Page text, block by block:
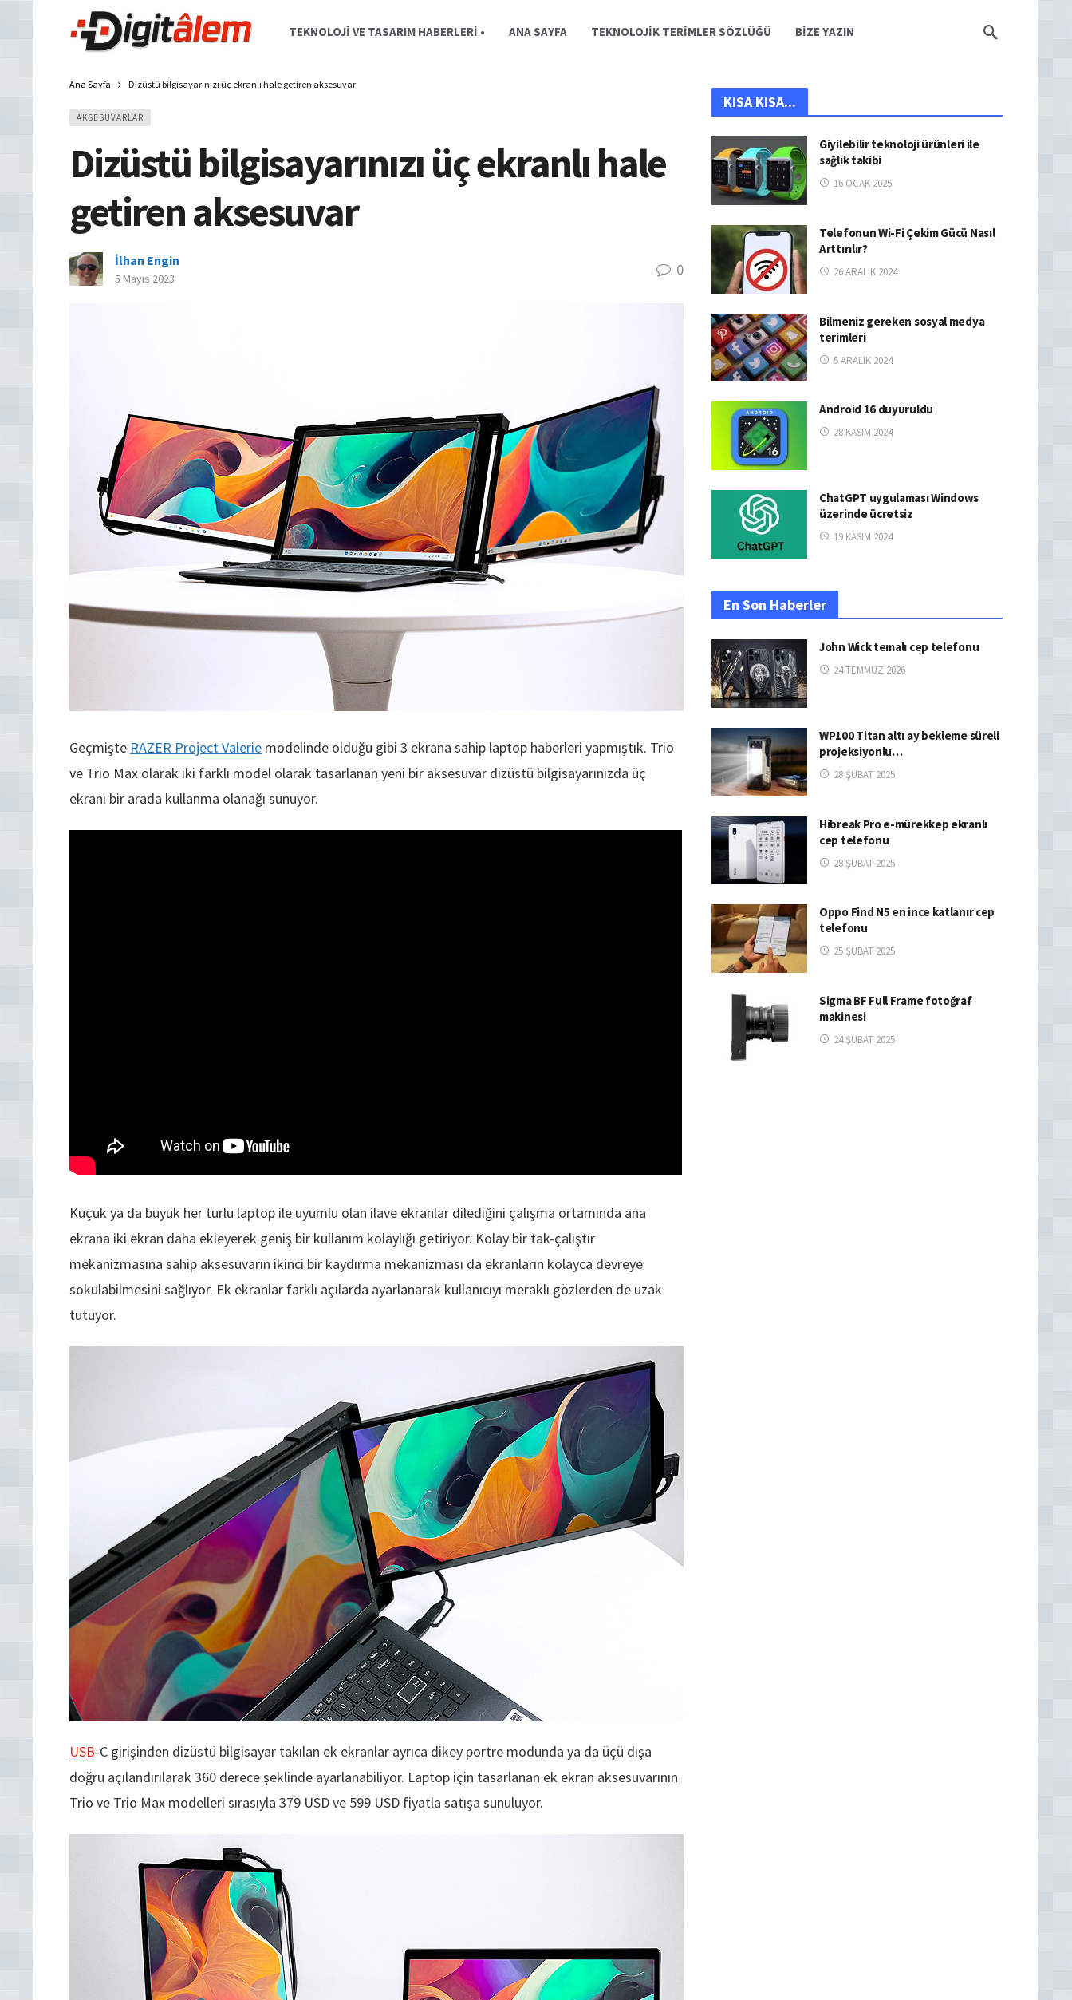
TEKNOLOJI VE TASARIM HABERLERI • ANA SAYFA TEKNOLOJIK TERIMLER SÖZLÜĞÜ BIZE YAZIN
Ana Sayfa Dizüstü bilgisayarınızı üç ekranlı hale getiren aksesuvar
AKSESUVARLAR
Dizüstü bilgisayarınızı üç ekranlı hale
getiren aksesuvar
İlhan Engin
5 Mayıs 2023 0
Geçmişte RAZER Project Valerie modelinde olduğu gibi 3 ekrana sahip laptop haberleri yapmıştık. Trio
ve Trio Max olarak iki farklı model olarak tasarlanan yeni bir aksesuvar dizüstü bilgisayarınızda üç
ekranı bir arada kullanma olanağı sunuyor.
Küçük ya da büyük her türlü laptop ile uyumlu olan ilave ekranlar dilediğini çalışma ortamında ana
ekrana iki ekran daha ekleyerek geniş bir kullanım kolaylığı getiriyor. Kolay bir tak-çalıştır
mekanizmasına sahip aksesuvarın ikinci bir kaydırma mekanizması da ekranların kolayca devreye
sokulabilmesini sağlıyor. Ek ekranlar farklı açılarda ayarlanarak kullanıcıyı meraklı gözlerden de uzak
tutuyor.
USB-C girişinden dizüstü bilgisayar takılan ek ekranlar ayrıca dikey portre modunda ya da üçü dışa
doğru açılandırılarak 360 derece şeklinde ayarlanabiliyor. Laptop için tasarlanan ek ekran aksesuvarının
Trio ve Trio Max modelleri sırasıyla 379 USD ve 599 USD fiyatla satışa sunuluyor.
KISA KISA...
Giyilebilir teknoloji ürünleri ile
sağlık takibi
16 OCAK 2025
Telefonun Wi-Fi Çekim Gücü Nasıl
Arttırılır?
26 ARALIK 2024
Bilmeniz gereken sosyal medya
terimleri
5 ARALIK 2024
Android 16 duyuruldu
28 KASIM 2024
ChatGPT uygulaması Windows
üzerinde ücretsiz
19 KASIM 2024
En Son Haberler
John Wick temalı cep telefonu
24 TEMMUZ 2026
WP100 Titan altı ay bekleme süreli
projeksiyonlu…
28 ŞUBAT 2025
Hibreak Pro e-mürekkep ekranlı
cep telefonu
28 ŞUBAT 2025
Oppo Find N5 en ince katlanır cep
telefonu
25 ŞUBAT 2025
Sigma BF Full Frame fotoğraf
makinesi
24 ŞUBAT 2025